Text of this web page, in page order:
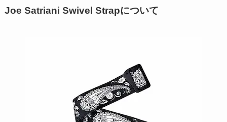
Joe Satriani Swivel Strapについて